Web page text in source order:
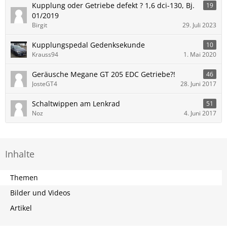
Kupplung oder Getriebe defekt ? 1,6 dci-130, Bj.
01/2019
19
Birgit 29. Juli 2023
Kupplungspedal Gedenksekunde
10
Krauss94
1. Mai 2020
Geräusche Megane GT 205 EDC Getriebe?!
46
JosteGT4
28. Juni 2017
Schaltwippen am Lenkrad
51
Noz
4. Juni 2017
Inhalte
Themen
Bilder und Videos
Artikel